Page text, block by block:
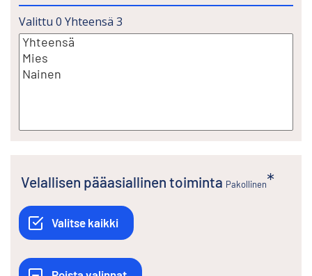
Valittu 0 Yhteensä 3
Velallisen pääasiallinen toiminta Pakollinen